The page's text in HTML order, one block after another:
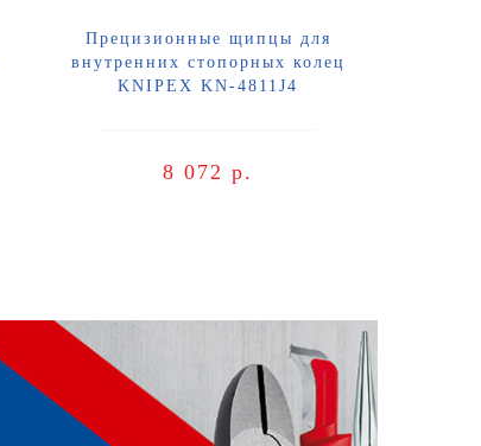
Прецизионные щипцы для
внутренних стопорных колец
KNIPEX KN-4811J4
8 072 р.